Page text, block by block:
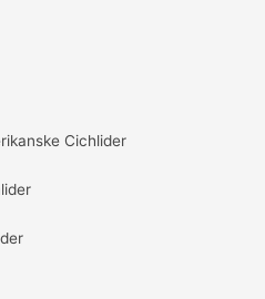
Cichlider